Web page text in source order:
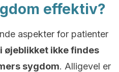
effektiv?
aspekter for patienter
øjeblikket ikke findes
sygdom. Alligevel er